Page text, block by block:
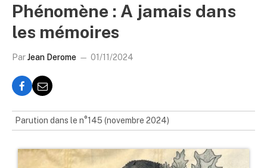
Phénomène : A jamais dans
les mémoires
ParJean Derome 01/11/2024
Parution dans le n°145 (novembre 2024)